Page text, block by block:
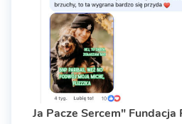
Ja Pacze Sercem" Fundacja